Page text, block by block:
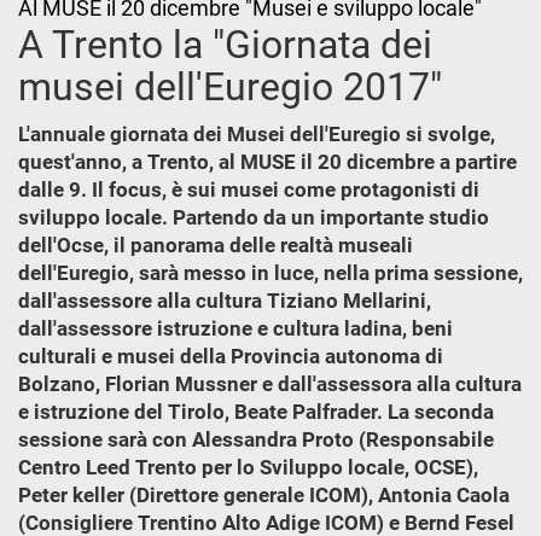
Al MUSE il 20 dicembre "Musei e sviluppo locale"
A Trento la "Giornata dei
musei dell'Euregio 2017"
L'annuale giornata dei Musei dell'Euregio si svolge,
quest'anno, a Trento, al MUSE il 20 dicembre a partire
dalle 9. Il focus, è sui musei come protagonisti di
sviluppo locale. Partendo da un importante studio
dell'Ocse, il panorama delle realtà museali
dell'Euregio, sarà messo in luce, nella prima sessione,
dall'assessore alla cultura Tiziano Mellarini,
dall'assessore istruzione e cultura ladina, beni
culturali e musei della Provincia autonoma di
Bolzano, Florian Mussner e dall'assessora alla cultura
e istruzione del Tirolo, Beate Palfrader. La seconda
sessione sarà con Alessandra Proto (Responsabile
Centro Leed Trento per lo Sviluppo locale, OCSE),
Peter keller (Direttore generale ICOM), Antonia Caola
(Consigliere Trentino Alto Adige ICOM) e Bernd Fesel